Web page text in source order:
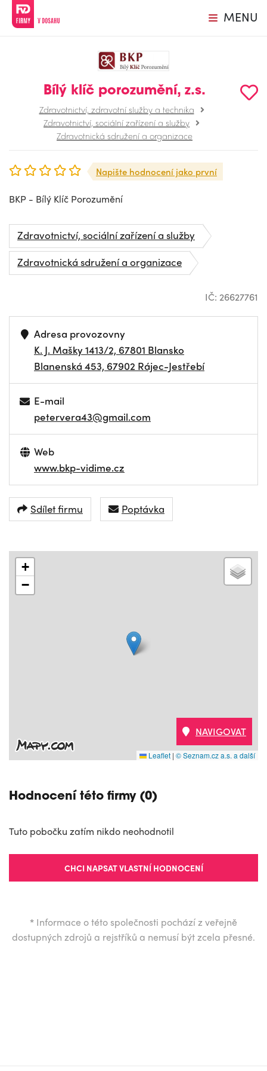
MENU
Bílý klíč porozumění, z.s.
Zdravotnictví, zdravotní služby a technika
Zdravotnictví, sociální zařízení a služby
Zdravotnická sdružení a organizace
Napište hodnocení jako první
BKP - Bílý Klíč Porozumění
Zdravotnictví, sociální zařízení a služby
Zdravotnická sdružení a organizace
IČ: 26627761
Adresa provozovny
K. J. Mašky 1413/2, 67801 Blansko
Blanenská 453, 67902 Rájec-Jestřebí
E-mail
petervera43@gmail.com
Web
www.bkp-vidime.cz
Sdílet firmu Poptávka
+
−
Leaflet | © Seznam.cz a.s. a další
NAVIGOVAT
Hodnocení této firmy (0)
Tuto pobočku zatím nikdo neohodnotil
CHCI NAPSAT VLASTNÍ HODNOCENÍ
* Informace o této společnosti pochází z veřejně
dostupných zdrojů a rejstříků a nemusí být zcela přesné.